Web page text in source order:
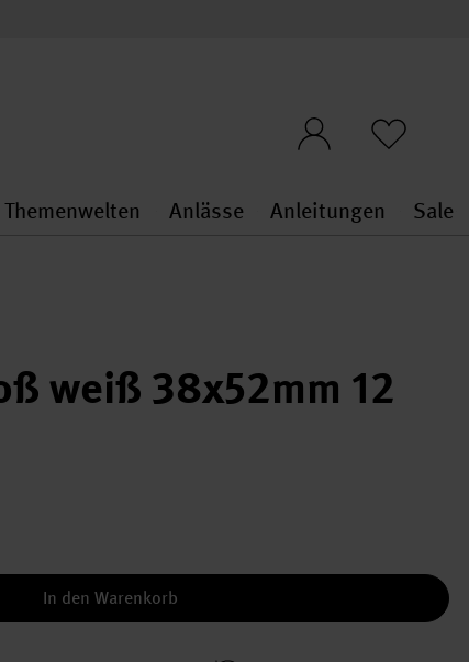
Stoffe & Sticken general.openMenu
Themenwelten
Themenwelten
Anlässe
Anlässe
Anleitungen Sale
weiß 38x52mm 12
In den Warenkorb